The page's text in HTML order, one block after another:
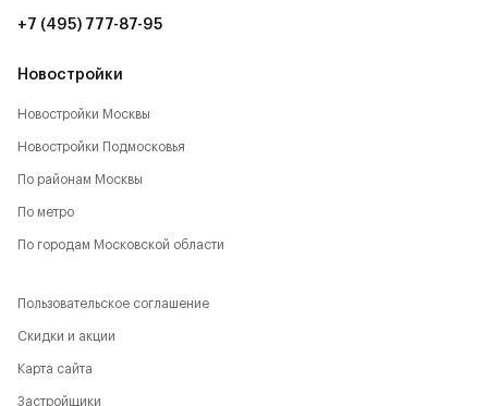
Новостройки
Новостройки Москвы
Новостройки Подмосковья
По районам Москвы
По метро
По городам Московской области
+7 (495) 777-87-95
Пользовательское соглашение
Скидки и акции
Карта сайта
Застройщики